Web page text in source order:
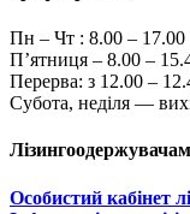
Пн – Чт : 8.00 – 17.00
П’ятниця – 8.00 –
Перерва: з 12.00 –
Субота, неділя —
Лізингоодержувачам
Особистий кабінет